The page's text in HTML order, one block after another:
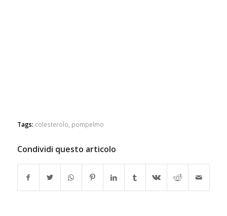
Tags: colesterolo, pompelmo
Condividi questo articolo